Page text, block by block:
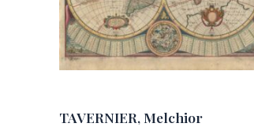
TAVERNIER, Melchior